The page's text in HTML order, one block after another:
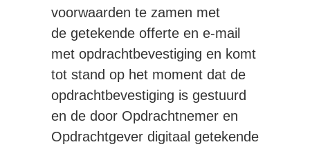
voorwaarden te zamen met
de getekende offerte en e-mail
met opdrachtbevestiging en komt
tot stand op het moment dat de
opdrachtbevestiging is gestuurd
en de door Opdrachtnemer en
Opdrachtgever digitaal getekende